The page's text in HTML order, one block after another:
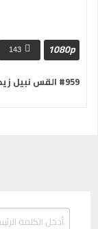
1080p
143
#959 القس نبيل زيدان – الرجاء المبارك مصدر التجديد